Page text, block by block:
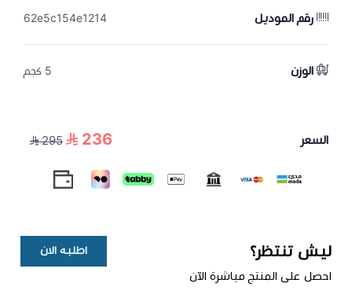
رقم الموديل 62e5c154e1214
الوزن 5 كجم
السعر 236
295
ليش تنتظر؟
احصل على المنتج مباشرة الآن
اطلبه الان